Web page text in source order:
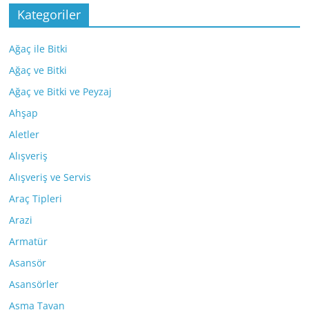
Kategoriler
Ağaç ile Bitki
Ağaç ve Bitki
Ağaç ve Bitki ve Peyzaj
Ahşap
Aletler
Alışveriş
Alışveriş ve Servis
Araç Tipleri
Arazi
Armatür
Asansör
Asansörler
Asma Tavan